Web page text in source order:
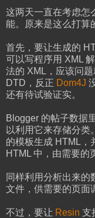
这两天一直在考虑怎
能。原来是这么打算
首先，要让生成的
可以写程序用 XML
法的 XML，应该问
DTD，反正 Dom4J
还有待试验证实。
Blogger 的帖子数据
以利用它来存储分
的模板生成 HTML，
HTML 中，由需要的
同样利用分析出来的
文件，供需要的页面
不过，要让 Resin 支